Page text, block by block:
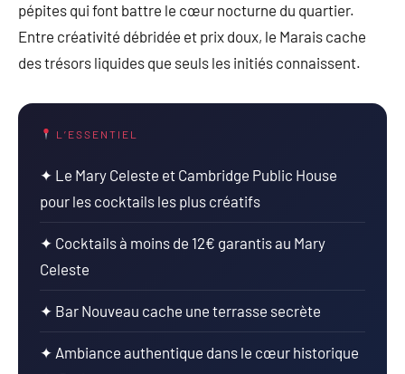
pépites qui font battre le cœur nocturne du quartier.
Entre créativité débridée et prix doux, le Marais cache
des trésors liquides que seuls les initiés connaissent.
L’ESSENTIEL
✦ Le Mary Celeste et Cambridge Public House
pour les cocktails les plus créatifs
✦ Cocktails à moins de 12€ garantis au Mary
Celeste
✦ Bar Nouveau cache une terrasse secrète
✦ Ambiance authentique dans le cœur historique